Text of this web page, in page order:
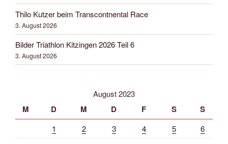
Thilo Kutzer beim Transcontnental Race
3. August 2026
Bilder Triathlon Kitzingen 2026 Teil 6
3. August 2026
August 2023
M D M D F S S
1 2 3 4 5
6